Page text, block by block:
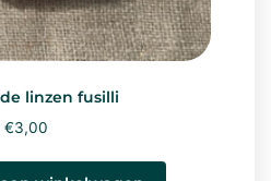
linzen fusilli
€3,00